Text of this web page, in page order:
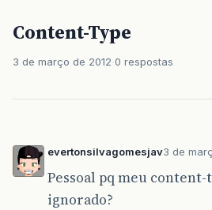
Content-Type
3 de março de 2012 0 respostas
evertonsilvagomesjav3 de
Pessoal pq meu content-
ignorado?